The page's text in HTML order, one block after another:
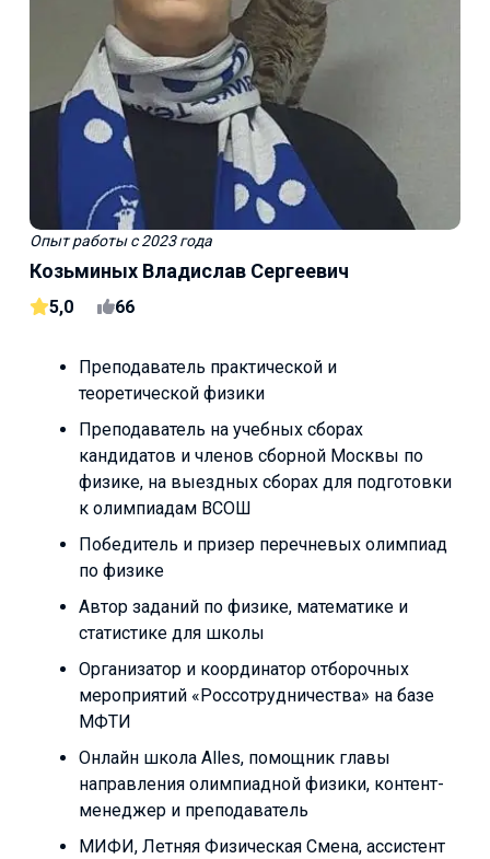
Опыт работыс 2023 года
Козьминых Владислав Сергеевич
5,0 66
Преподаватель практической и
теоретической физики
Преподаватель на учебных сборах
кандидатов и членов сборной Москвы по
физике, на выездных сборах для подготовки
к олимпиадам BCOШ
Победитель и призер перечневых олимпиад
по физике
Автор заданий по физике, математике и
статистике для школы
Организатор и координатор отборочных
мероприятий «Россотрудничества» на базе
МФТИ
Онлайн школа Alles, помощник главы
направления олимпиадной физики, контент-
менеджер и преподаватель
МИФИ, Летняя Физическая Смена, ассистент